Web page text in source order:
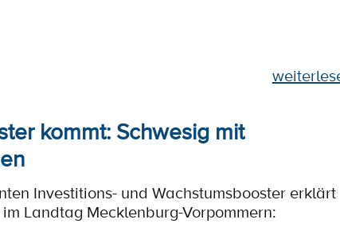
kommt: Schwesig mit
Investitions- und Wachstumsbooster erklärt
Landtag Mecklenburg-Vorpommern: